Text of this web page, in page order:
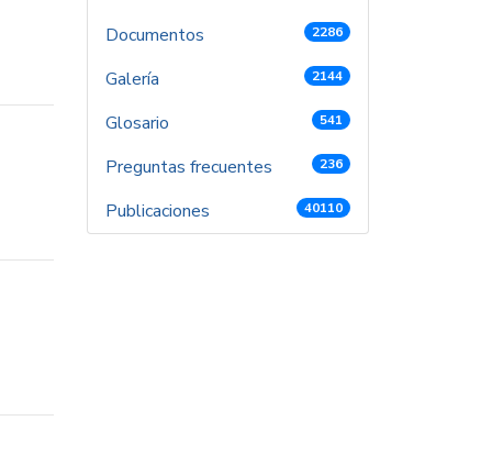
Documentos 2286
Galería 2144
Glosario 541
Preguntas frecuentes 236
Publicaciones 40110